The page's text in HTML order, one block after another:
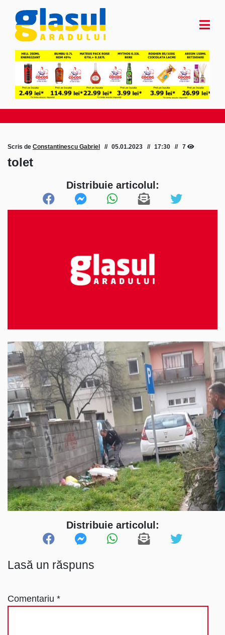
Scris de Constantinescu Gabriel 05.01.2023 17:30 7
tolet
Distribuie articolul:
Distribuie articolul:
Lasă un răspuns
Comentariu *